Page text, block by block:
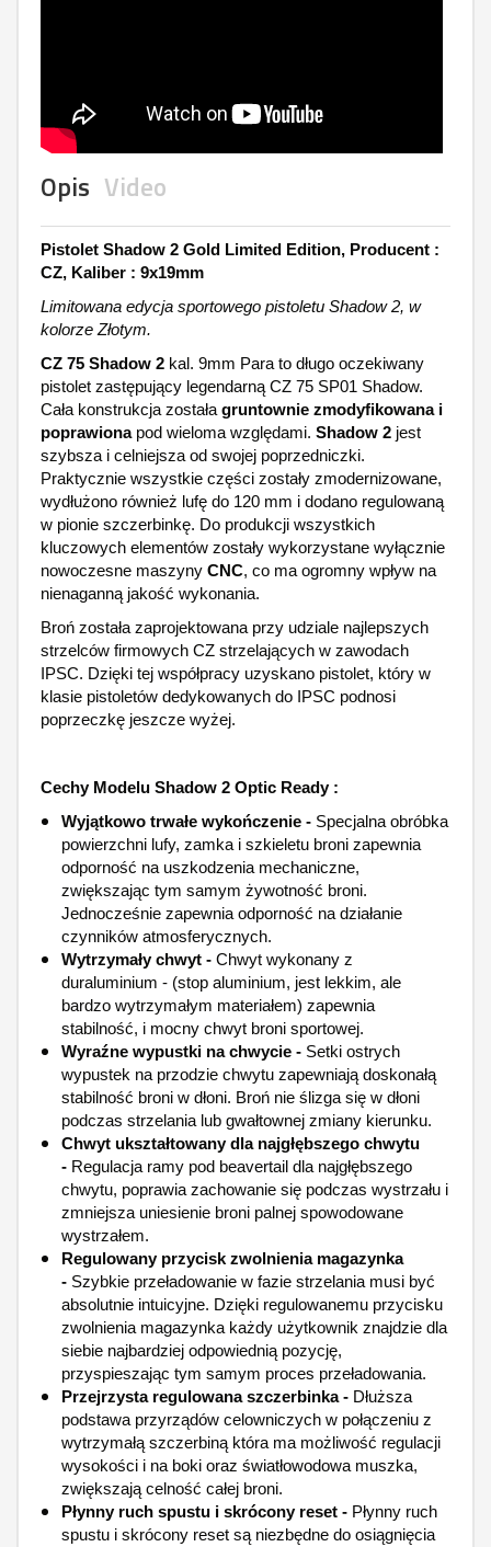
Opis Video
Pistolet Shadow 2 Gold Limited Edition, Producent :
CZ, Kaliber : 9x19mm
Limitowana edycja sportowego pistoletu Shadow 2, w
kolorze Złotym.
CZ 75 Shadow 2 kal. 9mm Para to długo oczekiwany
pistolet zastępujący legendarną CZ 75 SP01 Shadow.
Cała konstrukcja została gruntownie zmodyfikowana i
poprawionapod wieloma względami. Shadow 2 jest
szybsza i celniejsza od swojej poprzedniczki.
Praktycznie wszystkie części zostały zmodernizowane,
wydłużono również lufę do 120 mm i dodano regulowaną
w pionie szczerbinkę. Do produkcji wszystkich
kluczowych elementów zostały wykorzystane wyłącznie
nowoczesne maszyny CNC, co ma ogromny wpływ na
nienaganną jakość wykonania.
Broń została zaprojektowana przy udziale najlepszych
strzelców firmowych CZ strzelających w zawodach
IPSC. Dzięki tej współpracy uzyskano pistolet, który w
klasie pistoletów dedykowanych do IPSC podnosi
poprzeczkę jeszcze wyżej.
Cechy Modelu Shadow 2 Optic Ready :
Wyjątkowo trwałe wykończenie - Specjalna obróbka
powierzchni lufy, zamka i szkieletu broni zapewnia
odporność na uszkodzenia mechaniczne,
zwiększając tym samym żywotność broni.
Jednocześnie zapewnia odporność na działanie
czynników atmosferycznych.
Wytrzymały chwyt - Chwyt wykonany z
duraluminium - (stop aluminium, jest lekkim, ale
bardzo wytrzymałym materiałem) zapewnia
stabilność, i mocny chwyt broni sportowej.
Wyraźne wypustki na chwycie - Setki ostrych
wypustek na przodzie chwytu zapewniają doskonałą
stabilność broni w dłoni. Broń nie ślizga się w dłoni
podczas strzelania lub gwałtownej zmiany kierunku.
Chwyt ukształtowany dla najgłębszego chwytu
- Regulacja ramy pod beavertail dla najgłębszego
chwytu, poprawia zachowanie się podczas wystrzału i
zmniejsza uniesienie broni palnej spowodowane
wystrzałem.
Regulowany przycisk zwolnienia magazynka
- Szybkie przeładowanie w fazie strzelania musi być
absolutnie intuicyjne. Dzięki regulowanemu przycisku
zwolnienia magazynka każdy użytkownik znajdzie dla
siebie najbardziej odpowiednią pozycję,
przyspieszając tym samym proces przeładowania.
Przejrzysta regulowana szczerbinka - Dłuższa
podstawa przyrządów celowniczych w połączeniu z
wytrzymałą szczerbiną która ma możliwość regulacji
wysokości i na boki oraz światłowodowa muszka,
zwiększają celność całej broni.
Płynny ruch spustu i skrócony reset - Płynny ruch
spustu i skrócony reset są niezbędne do osiągnięcia